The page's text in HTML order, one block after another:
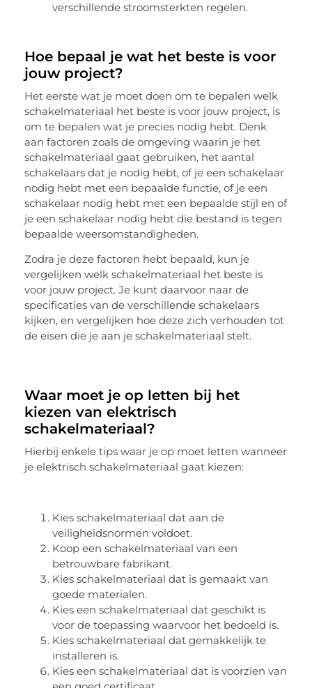
verschillende stroomsterkten regelen.
Hoe bepaal je wat het beste is voor
jouw project?
Het eerste wat je moet doen om te bepalen welk
schakelmateriaal het beste is voor jouw project, is
om te bepalen wat je precies nodig hebt. Denk
aan factoren zoals de omgeving waarin je het
schakelmateriaal gaat gebruiken, het aantal
schakelaars dat je nodig hebt, of je een schakelaar
nodig hebt met een bepaalde functie, of je een
schakelaar nodig hebt met een bepaalde stijl en of
je een schakelaar nodig hebt die bestand is tegen
bepaalde weersomstandigheden.
Zodra je deze factoren hebt bepaald, kun je
vergelijken welk schakelmateriaal het beste is
voor jouw project. Je kunt daarvoor naar de
specificaties van de verschillende schakelaars
kijken, en vergelijken hoe deze zich verhouden tot
de eisen die je aan je schakelmateriaal stelt.
Waar moet je op letten bij het
kiezen van elektrisch
schakelmateriaal?
Hierbij enkele tips waar je op moet letten wanneer
je elektrisch schakelmateriaal gaat kiezen:
Kies schakelmateriaal dat aan de
veiligheidsnormen voldoet.
Koop een schakelmateriaal van een
betrouwbare fabrikant.
Kies schakelmateriaal dat is gemaakt van
goede materialen.
Kies een schakelmateriaal dat geschikt is
voor de toepassing waarvoor het bedoeld is.
Kies schakelmateriaal dat gemakkelijk te
installeren is.
Kies een schakelmateriaal dat is voorzien van